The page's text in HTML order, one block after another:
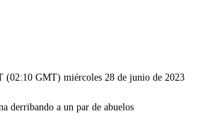
(02:10 GMT) miércoles 28 de junio de 2023